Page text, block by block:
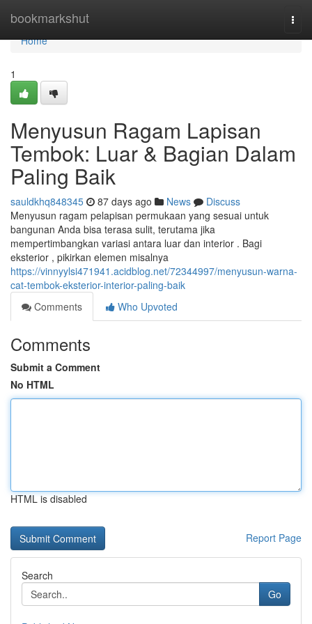
bookmarkshut
Home
Home
1
Menyusun Ragam Lapisan
Tembok: Luar & Bagian Dalam
Paling Baik
sauldkhq848345 87 days ago News
Discuss
Menyusun ragam pelapisan permukaan yang sesuai untuk
bangunan Anda bisa terasa sulit, terutama jika
mempertimbangkan variasi antara luar dan interior . Bagi
eksterior , pikirkan elemen misalnya
https://vinnyylsi471941.acidblog.net/72344997/menyusun-warna-
cat-tembok-eksterior-interior-paling-baik
Comments
Who Upvoted
Comments
Submit a Comment
No HTML
HTML is disabled
Report Page
Search
Go